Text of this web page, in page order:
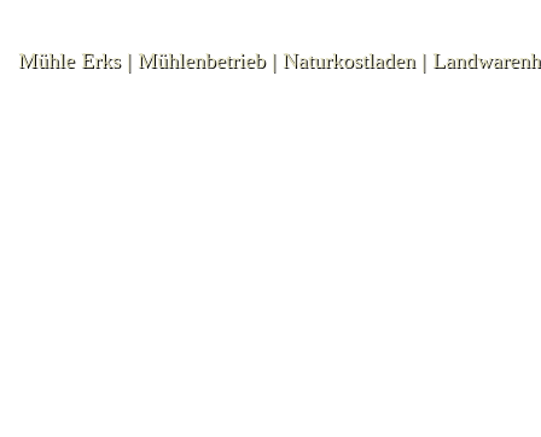
Mühle Erks | Mühlenbetrieb | Naturkostladen |